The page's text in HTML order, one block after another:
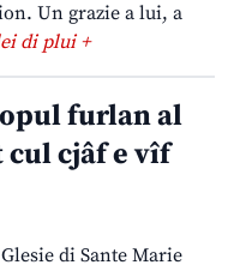
Un grazie a lui, a
di plui +
furlan al
cjâf e vîf
di Sante Marie